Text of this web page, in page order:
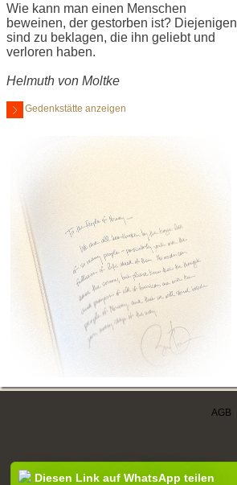
Wie kann man einen Menschen
beweinen, der gestorben ist? Diejenigen
sind zu beklagen, die ihn geliebt und
verloren haben.
Helmuth von Moltke
Gedenkstätte anzeigen
AGB
Diesen Link auf WhatsApp teilen